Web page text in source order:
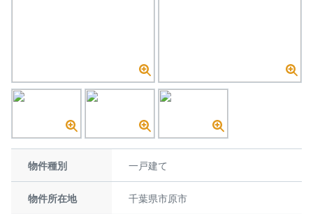
物件種別 一戸建て
物件所在地 千葉県市原市